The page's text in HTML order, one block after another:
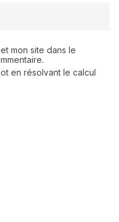
mon site dans le
en résolvant le calcul